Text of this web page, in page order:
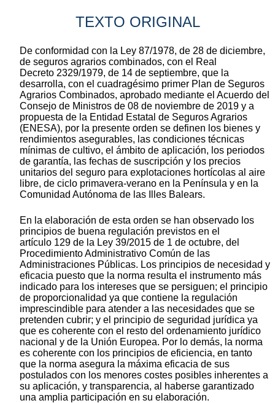
TEXTO ORIGINAL
De conformidad con la Ley 87/1978, de 28 de diciembre,
de seguros agrarios combinados, con el Real
Decreto 2329/1979, de 14 de septiembre, que la
desarrolla, con el cuadragésimo primer Plan de Seguros
Agrarios Combinados, aprobado mediante el Acuerdo del
Consejo de Ministros de 08 de noviembre de 2019 y a
propuesta de la Entidad Estatal de Seguros Agrarios
(ENESA), por la presente orden se definen los bienes y
rendimientos asegurables, las condiciones técnicas
mínimas de cultivo, el ámbito de aplicación, los periodos
de garantía, las fechas de suscripción y los precios
unitarios del seguro para explotaciones hortícolas al aire
libre, de ciclo primavera-verano en la Península y en la
Comunidad Autónoma de las Illes Balears.
En la elaboración de esta orden se han observado los
principios de buena regulación previstos en el
artículo 129 de la Ley 39/2015 de 1 de octubre, del
Procedimiento Administrativo Común de las
Administraciones Públicas. Los principios de necesidad y
eficacia puesto que la norma resulta el instrumento más
indicado para los intereses que se persiguen; el principio
de proporcionalidad ya que contiene la regulación
imprescindible para atender a las necesidades que se
pretenden cubrir; y el principio de seguridad jurídica ya
que es coherente con el resto del ordenamiento jurídico
nacional y de la Unión Europea. Por lo demás, la norma
es coherente con los principios de eficiencia, en tanto
que la norma asegura la máxima eficacia de sus
postulados con los menores costes posibles inherentes a
su aplicación, y transparencia, al haberse garantizado
una amplia participación en su elaboración.